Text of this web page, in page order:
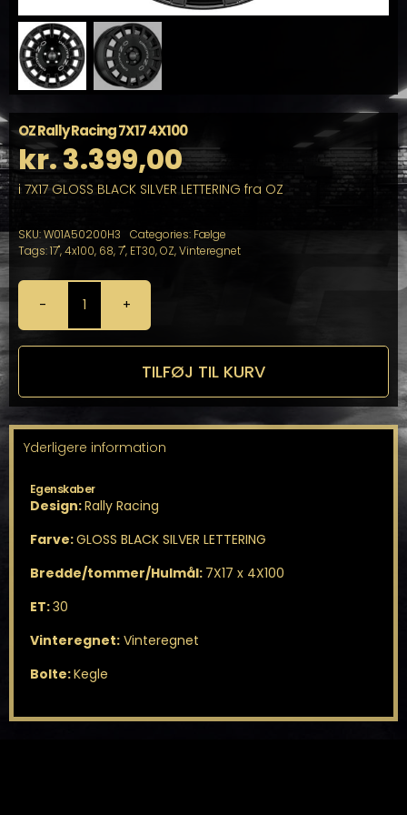
OZ Rally Racing 7X17 4X100
kr.3.399,00
i 7X17 GLOSS BLACK SILVER LETTERING fra OZ
SKU:W01A50200H3 Categories: Fælge
Tags:17",4x100, 68,7", ET30,OZ,Vinteregnet
OZ
Rally
Racing
antal
TILFØJ TIL KURV
Yderligere information
Egenskaber
Design:Rally Racing
Farve:GLOSS BLACK SILVER LETTERING
Bredde/tommer/Hulmål: 7X17 x 4X100
ET:30
Vinteregnet:Vinteregnet
Bolte:Kegle